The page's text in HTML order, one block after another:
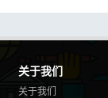
关于我们
关于我们